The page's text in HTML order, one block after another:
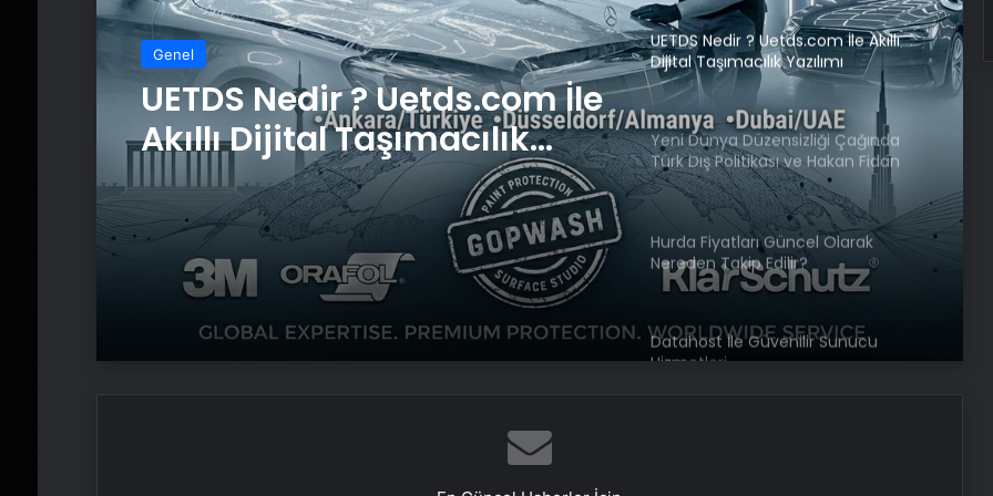
Genel
UETDS Nedir ? Uetds.com İle
Akıllı Dijital Taşımacılık
Yazılımı
UETDS Nedir ? Uetds.com İle Akıllı
Dijital Taşımacılık Yazılımı
Yeni Dünya Düzensizliği Çağında
Türk Dış Politikası ve Hakan Fidan
Faktörü
Hurda Fiyatları Güncel Olarak
Nereden Takip Edilir?
Datahost İle Güvenilir Sunucu
Hizmetleri